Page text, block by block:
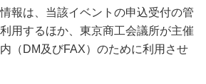
報は、当該イベントの申込受付の管
用するほか、東京商工会議所が主催
（DM及びFAX）のために利用させ